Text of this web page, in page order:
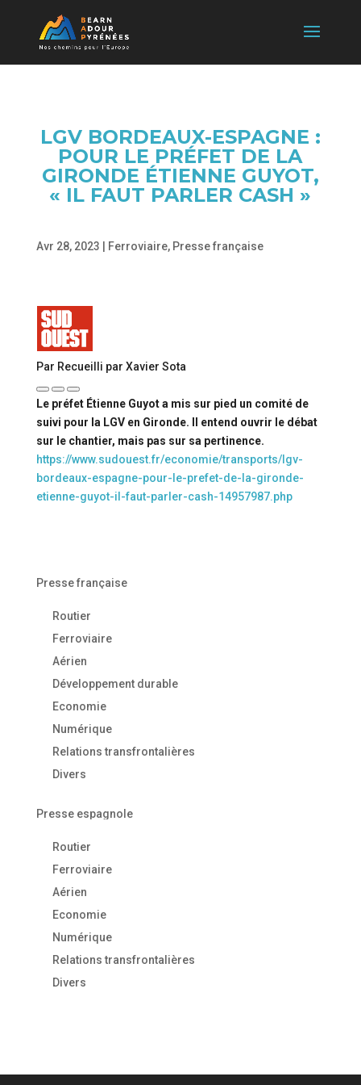
LGV BORDEAUX-ESPAGNE :
POUR LE PRÉFET DE LA
GIRONDE ÉTIENNE GUYOT,
« IL FAUT PARLER CASH »
Avr 28, 2023 Ferroviaire, Presse française
Par Recueilli par Xavier Sota
Le préfet Étienne Guyot a mis sur pied un comité de
suivi pour la LGV en Gironde. Il entend ouvrir le débat
sur le chantier, mais pas sur sa pertinence.
https://www.sudouest.fr/economie/transports/lgv-
bordeaux-espagne-pour-le-prefet-de-la-gironde-
etienne-guyot-il-faut-parler-cash-14957987.php
Presse française
Routier
Ferroviaire
Aérien
Développement durable
Economie
Numérique
Relations transfrontalières
Divers
Presse espagnole
Routier
Ferroviaire
Aérien
Economie
Numérique
Relations transfrontalières
Divers